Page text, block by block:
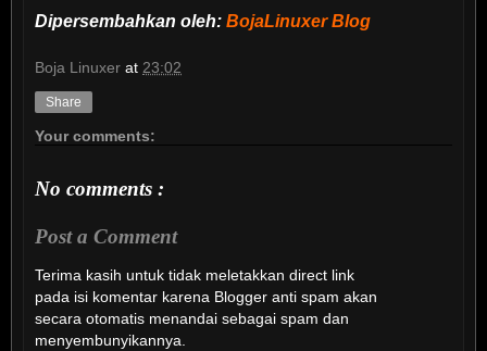
Dipersembahkan oleh:BojaLinuxer Blog
Boja Linuxer at23:02
Share
Your comments:
No comments :
Post a Comment
Terima kasih untuk tidak meletakkan direct link
pada isi komentar karena Blogger anti spam akan
secara otomatis menandai sebagai spam dan
menyembunyikannya.